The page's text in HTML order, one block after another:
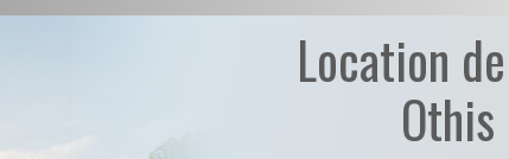
Location
Othis